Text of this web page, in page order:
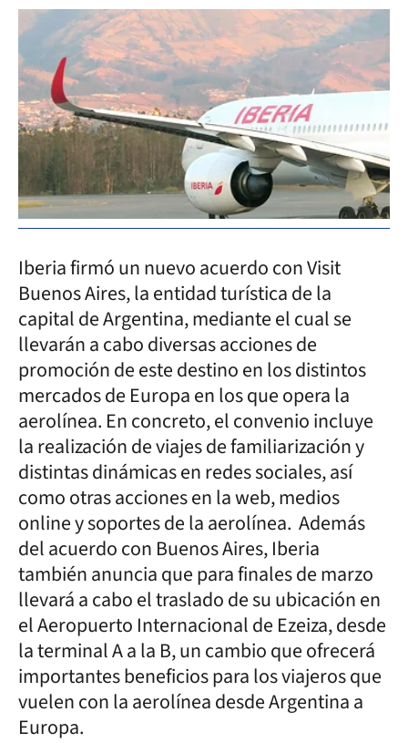
Iberia firmó un nuevo acuerdo con Visit
Buenos Aires, la entidad turística de la
capital de Argentina, mediante el cual se
llevarán a cabo diversas acciones de
promoción de este destino en los distintos
mercados de Europa en los que opera la
aerolínea. En concreto, el convenio incluye
la realización de viajes de familiarización y
distintas dinámicas en redes sociales, así
como otras acciones en la web, medios
online y soportes de la aerolínea. Además
del acuerdo con Buenos Aires, Iberia
también anuncia que para finales de marzo
llevará a cabo el traslado de su ubicación en
el Aeropuerto Internacional de Ezeiza, desde
la terminal A a la B, un cambio que ofrecerá
importantes beneficios para los viajeros que
vuelen con la aerolínea desde Argentina a
Europa.